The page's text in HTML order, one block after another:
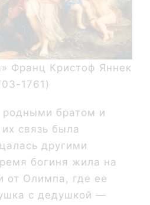
Франц Кристоф Яннек
1761)
братом и
связь была
другими
богиня жила на
от Олимпа, где ее
с дедушкой —